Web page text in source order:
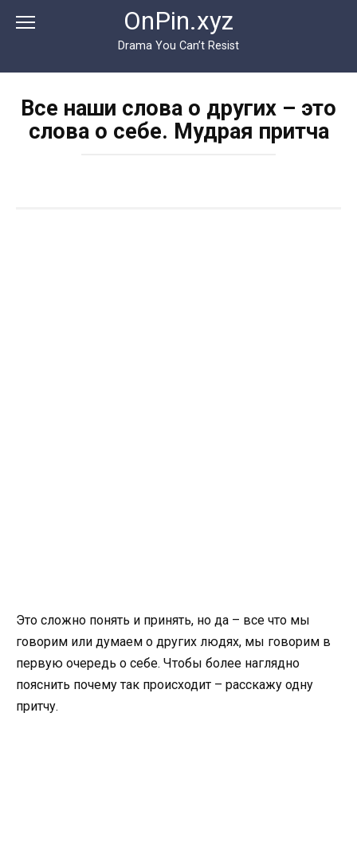
OnPin.xyz
Drama You Can’t Resist
Все наши слова о других – это
слова о себе. Мудрая притча
Это сложно понять и принять, но да – все что мы
говорим или думаем о других людях, мы говорим в
первую очередь о себе. Чтобы более наглядно
пояснить почему так происходит – расскажу одну
притчу.